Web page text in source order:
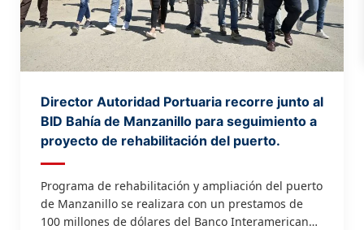
Director Autoridad Portuaria recorre junto al
BID Bahía de Manzanillo para seguimiento a
proyecto de rehabilitación del puerto.
Programa de rehabilitación y ampliación del puerto
de Manzanillo se realizara con un prestamos de
100 millones de dólares del Banco Interamericano